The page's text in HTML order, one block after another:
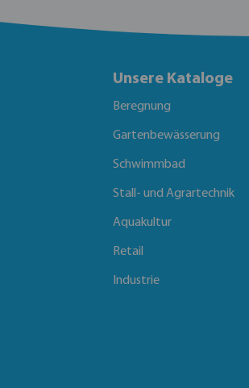
Unsere Kataloge
Beregnung
Gartenbewässerung
Schwimmbad
Stall- und Agrartechnik
Aquakultur
Retail
Industrie